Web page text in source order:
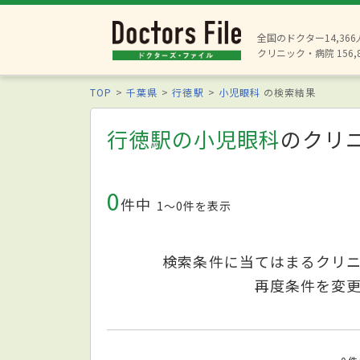
全国のドクター14,366
クリニック・病院
TOP 千葉県 行徳駅 小児眼科 の検索結果
行徳駅の小児眼科のクリ
0件中 1〜0件を表示
検索条件に当てはまるクリ
再度条件を変